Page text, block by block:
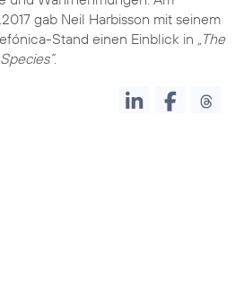
gab Neil Harbisson mit seinem
Stand einen Einblick in „The
.